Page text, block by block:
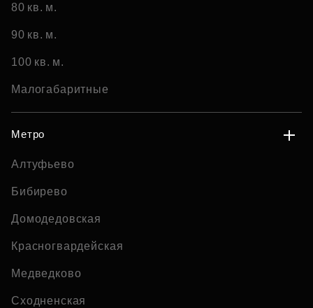
80 кв. м.
90 кв. м.
100 кв. м.
Малогабаритные
Метро
Алтуфьево
Бибирево
Домодедовская
Красногвардейская
Медведково
Сходненская